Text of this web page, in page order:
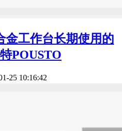
金工作台长期使用的
POUSTO
25 10:16:42